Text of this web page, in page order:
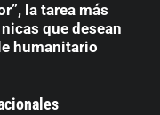
la tarea más
que desean
humanitario